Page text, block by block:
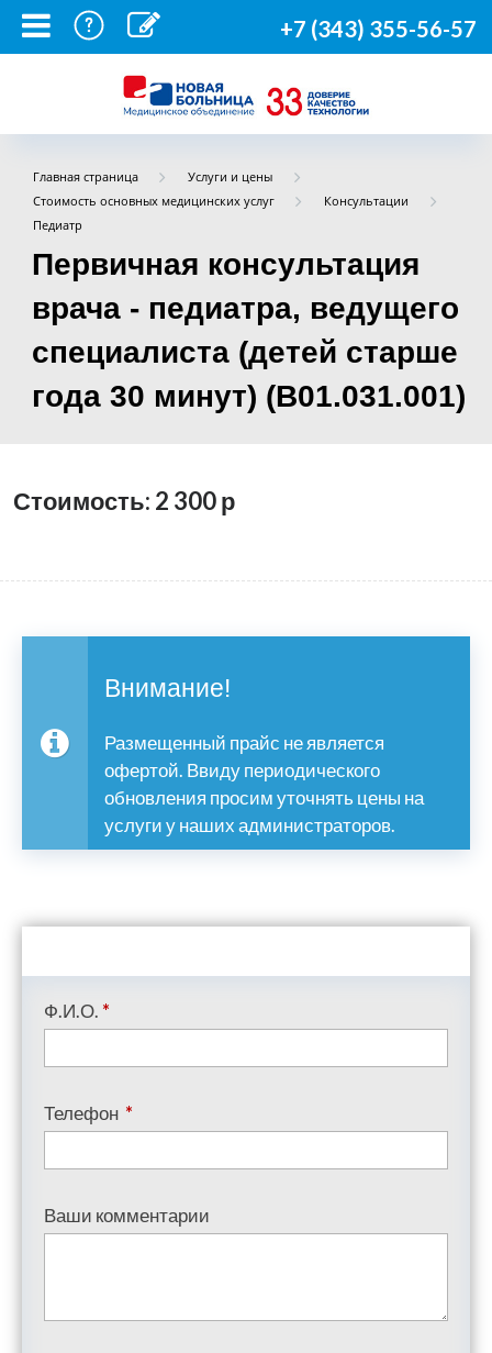
+7 (343) 355-56-57
Главная страница
Услуги и цены
Стоимость основных медицинских услуг
Консультации
Педиатр
Первичная консультация
врача - педиатра, ведущего
специалиста (детей старше
года 30 минут) (B01.031.001)
Стоимость: 2 300р
Внимание!
Размещенный прайс не является
офертой. Ввиду периодического
обновления просим уточнять цены на
услуги у наших администраторов.
Ф.И.О. *
Телефон *
Ваши комментарии